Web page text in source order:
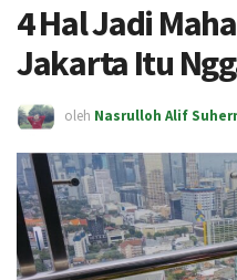
4 Hal Jadi
Jakarta Itu
oleh Nasrulloh Alif